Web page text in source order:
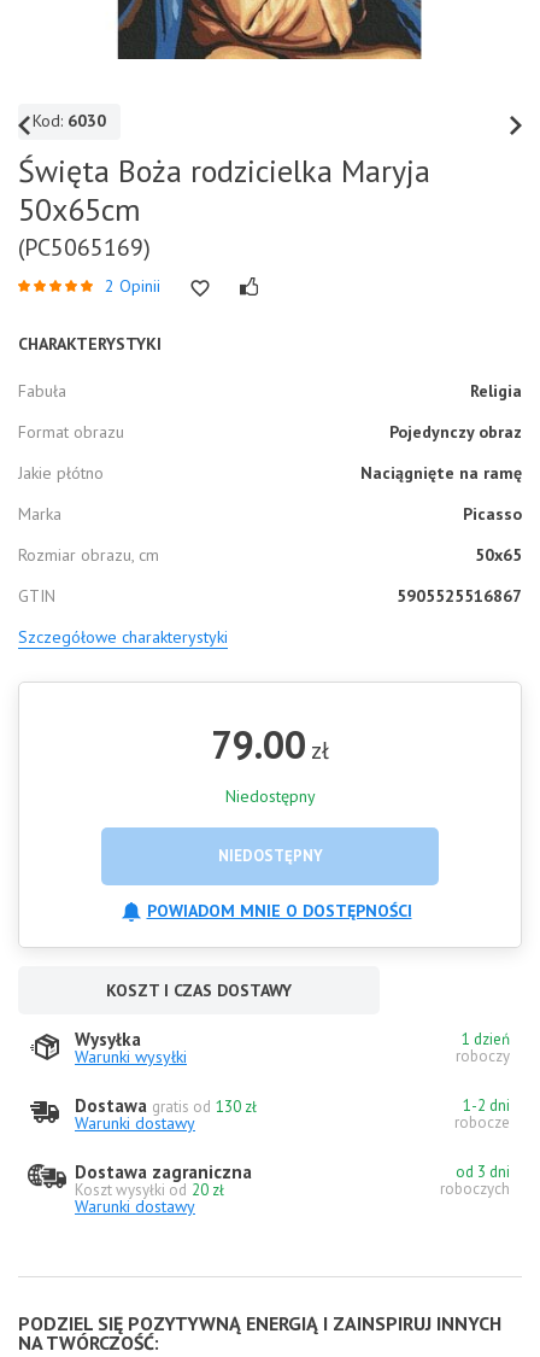
Kod: 6030
Święta Boża rodzicielka Maryja
50x65cm
(PC5065169)
2 Opinii
CHARAKTERYSTYKI
Fabuła
Religia
Format obrazu
Pojedynczy obraz
Jakie płótno
Naciągnięte na ramę
Marka
Picasso
Rozmiar obrazu, cm
50x65
GTIN
5905525516867
Szczegółowe charakterystyki
79.00 zł
Niedostępny
NIEDOSTĘPNY
POWIADOM MNIE O DOSTĘPNOŚCI
KOSZT I CZAS DOSTAWY
Wysyłka
Warunki wysyłki
1 dzień
roboczy
Dostawa gratis od 130 zł
Warunki dostawy
1-2 dni
robocze
Dostawa zagraniczna
Koszt wysyłki od 20 zł
Warunki dostawy
od 3 dni
roboczych
PODZIEL SIĘ POZYTYWNĄ ENERGIĄ I ZAINSPIRUJ INNYCH
NA TWÓRCZOŚĆ: